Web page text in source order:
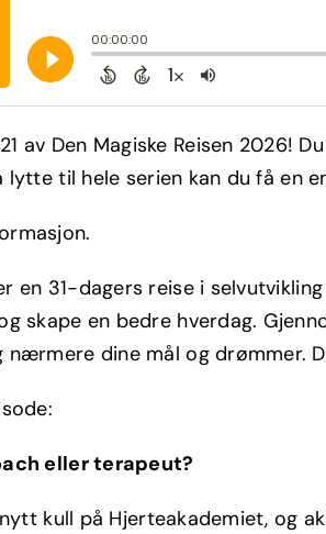
av Den Magiske Reisen 2026!
lytte til hele serien kan du få en
en 31-dagers reise i
skape en bedre hverdag.
nærmere dine mål og drømmer.
eller terapeut?
kull på Hjerteakademiet, og